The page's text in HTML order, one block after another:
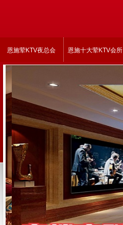
恩施荤KTV夜总会 恩施十大荤KTV会所